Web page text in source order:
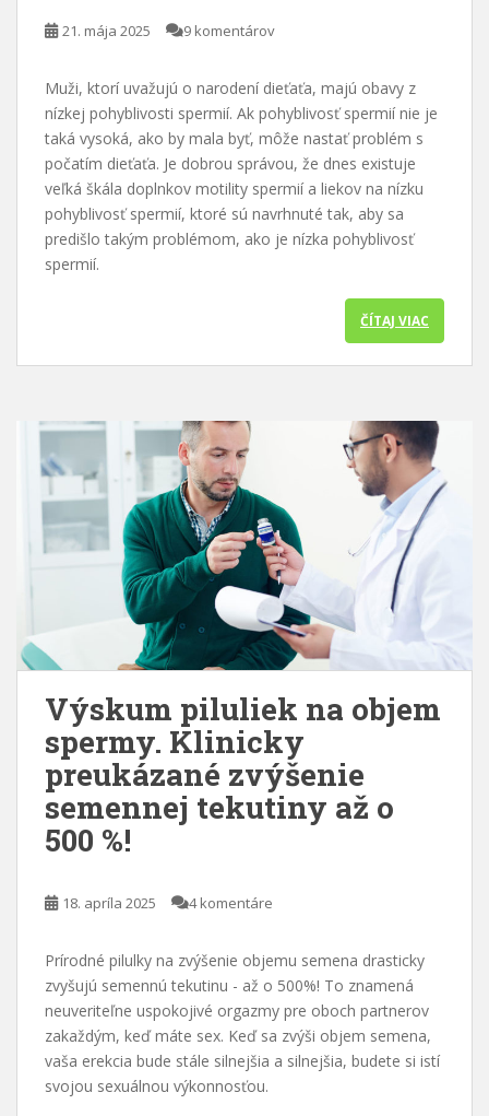
21. mája 2025 9 komentárov
Muži, ktorí uvažujú o narodení dieťaťa, majú obavy z
nízkej pohyblivosti spermií. Ak pohyblivosť spermií nie je
taká vysoká, ako by mala byť, môže nastať problém s
počatím dieťaťa. Je dobrou správou, že dnes existuje
veľká škála doplnkov motility spermií a liekov na nízku
pohyblivosť spermií, ktoré sú navrhnuté tak, aby sa
predišlo takým problémom, ako je nízka pohyblivosť
spermií.
ČÍTAJ VIAC
Výskum piluliek na objem
spermy. Klinicky
preukázané zvýšenie
semennej tekutiny až o
500 %!
18. apríla 2025 4 komentáre
Prírodné pilulky na zvýšenie objemu semena drasticky
zvyšujú semennú tekutinu - až o 500%! To znamená
neuveriteľne uspokojivé orgazmy pre oboch partnerov
zakaždým, keď máte sex. Keď sa zvýši objem semena,
vaša erekcia bude stále silnejšia a silnejšia, budete si istí
svojou sexuálnou výkonnosťou.